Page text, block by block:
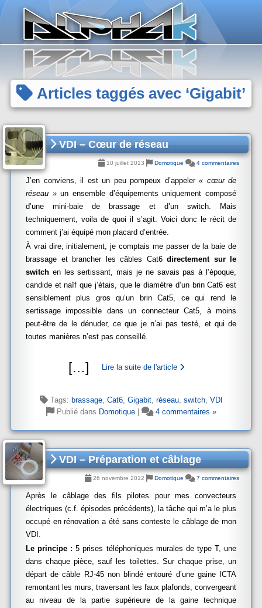
Articles taggés avec ‘Gigabit’
VDI – Cœur de réseau
10 juillet 2013 Domotique 4 commentaires
J’en conviens, il est un peu pompeux d’appeler « cœur de
réseau »un ensemble d’équipements uniquement composé
d’une mini-baie de brassage et d’un switch. Mais
techniquement, voila de quoi il s’agit. Voici donc le récit de
comment j’ai équipé mon placard d’entrée.
À vrai dire, initialement, je comptais me passer de la baie de
brassage et brancher les câbles Cat6 directement sur le
switch en les sertissant, mais je ne savais pas à l’époque,
candide et naïf que j’étais, que le diamètre d’un brin Cat6 est
sensiblement plus gros qu’un brin Cat5, ce qui rend le
sertissage impossible dans un connecteur Cat5, à moins
peut-être de le dénuder, ce que je n’ai pas testé, et qui de
toutes manières n’est pas conseillé.
[…] Lire la suite de l'article
Tags: brassage, Cat6, Gigabit, réseau, switch, VDI
Publié dans Domotique| 4 commentaires »
VDI – Préparation et câblage
26 novembre 2012 Domotique 7 commentaires
Après le câblage des fils pilotes pour mes convecteurs
électriques (c.f. épisodes précédents), la tâche qui m’a le plus
occupé en rénovation a été sans conteste le câblage de mon
VDI.
Le principe : 5 prises téléphoniques murales de type T, une
dans chaque pièce, sauf les toilettes. Sur chaque prise, un
départ de câble RJ-45 non blindé entouré d’une gaine ICTA
remontant les murs, traversant les faux plafonds, convergeant
au niveau de la partie supérieure de la gaine technique